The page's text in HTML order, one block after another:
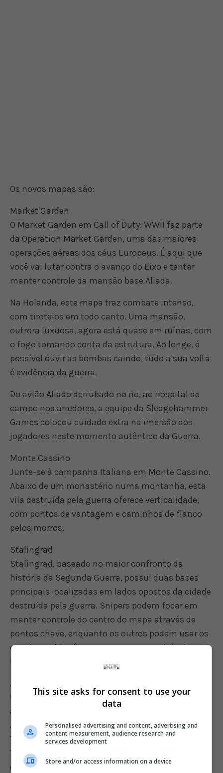
Os novos mapas são:
Market Garden
O Market Garden em Call of Duty: WWII faz parte
da Operation Market Garden, uma das maiores
operações aéreas dos céus Europeus. É aqui que
você vai lutar contra o avanço do Eixo e tentar
manter controle da mansão base Aliada.
Na Holanda, este mapa traz combate intenso,
com tiroteios em todo canto. Uma mansão,
outrora luxuosa, agora está quase em ruínas, com
o fogo tomando conta da estrutura. Ao longe, é
possível ouvir as bombas caindo, tudo a sua volta
é evidência da guerra.
Do avião Aliado derrubado no rio, ao hospital de
campo nos arredores, a equipe da Sledgehammer
Games colocou cuidado extra na imersão dos
jogadores neste momento autêntico da Guerra.
Monte Cassino
Junte-se à campanha Italiana em Monte Cassino.
Abaixo de um monastério numa montanha, esta
vila destruída pela guerra oferece verticalidade,
com pontos de vantagem e caminhos de flanco
pelos morros.
Stalingrad
Stalingrad, baseado no maior confronto da
história da Segunda Guerra, possui duas bases
principais localizadas em lados opostos da cidade
destruída pela guerra. Snipers podem focar em
manter controle do centro do mapa através de
pontos chave, enquanto os outros podem usar os
esgotos subterrâneos para passar por trás das
Já a missão Operation Supercharge, de nome
tirado da segunda batalha de El Alamein,
apresenta o Marechal Montgomery e as forças
Aliadas contra os Alemães e os Italianos no sul da
Tunísia. Nesta nova missão, os Aliados entram na
Tunísia, numa vila ocupada pelos Nazistas para
capturar seus suprimentos, e então aleijar o
This site asks for consent to use your
data
Personalised advertising and content, advertising and
content measurement, audience research and
services development
Store and/or access information on a device